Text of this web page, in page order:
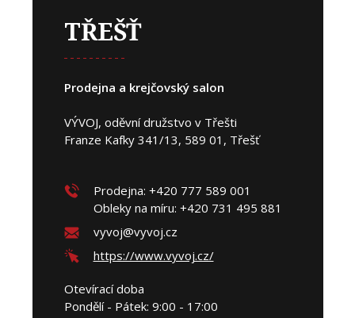
TŘEŠŤ
Prodejna a krejčovský salon
VÝVOJ, oděvní družstvo v Třešti
Franze Kafky 341/13, 589 01, Třešť
Prodejna: +420 777 589 001
Obleky na míru: +420 731 495 881
vyvoj@vyvoj.cz
https://www.vyvoj.cz/
Otevírací doba
Pondělí - Pátek: 9:00 - 17:00